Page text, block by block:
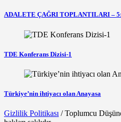
ADALETE ÇAĞRI TOPLANTILARI –
TDE Konferans Dizisi-1
Türkiye’nin ihtiyacı olan Anayasa
Gizlilik Politikası / Toplumcu